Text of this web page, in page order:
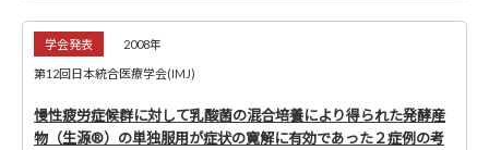
学会発表 2008年
第12回日本統合医療学会(IMJ)
慢性疲労症候群に対して乳酸菌の混合培養により得られた発酵産
物（生源®）の単独服用が症状の寛解に有効であった２症例の考